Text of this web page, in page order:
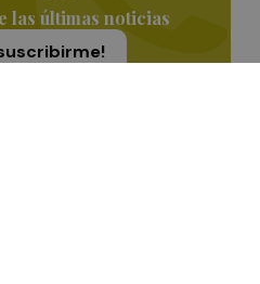
las últimas noticias